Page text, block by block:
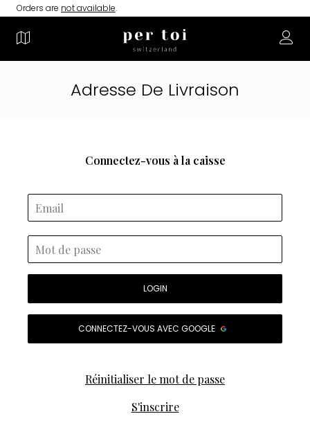
Orders are not available.
Adresse De Livraison
Connectez-vous à la caisse
LOGIN
CONNECTEZ-VOUS AVEC GOOGLE
Réinitialiser le mot de passe
S'inscrire